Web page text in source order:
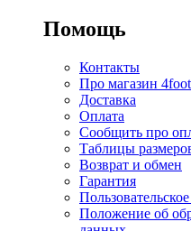
Помощь
Контакты
Про магазин
Доставка
Оплата
Сообщить про
Таблицы
Возврат и обмен
Гарантия
Положение об